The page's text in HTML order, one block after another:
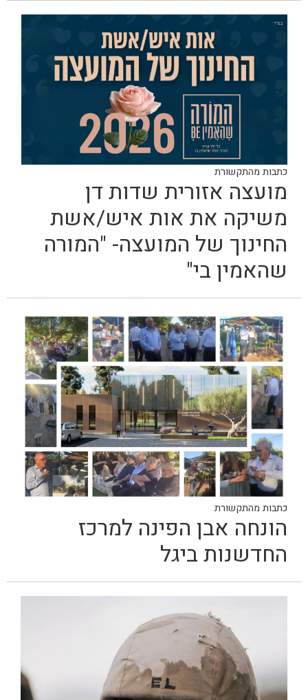
כתבות מהתקשורת
מועצה אזורית שדות דן
משיקה את אות איש/אשת
החינוך של המועצה- "המורה
שהאמין בי"
כתבות מהתקשורת
הונחה אבן הפינה למרכז
החדשנות ביגל